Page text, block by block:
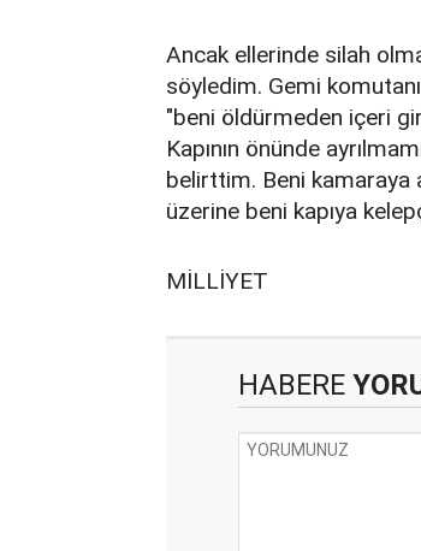
Ancak ellerinde silah
söyledim. Gemi
"beni öldürmeden içeri
Kapının önünde
belirttim. Beni kamaraya
üzerine beni kapıya
MİLLİYET
HABERE